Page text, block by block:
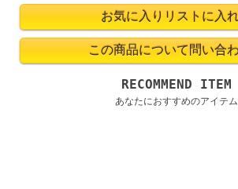
RECOMMEND ITEM
あなたにおすすめのアイテム